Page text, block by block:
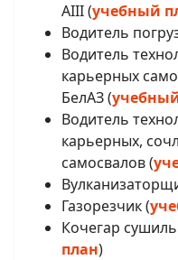
AIII (учебный
Водитель
Водитель
карьерных
БелАЗ (
Водитель
карьерных,
самосвалов (
Газорезчик (
Кочегар
план)